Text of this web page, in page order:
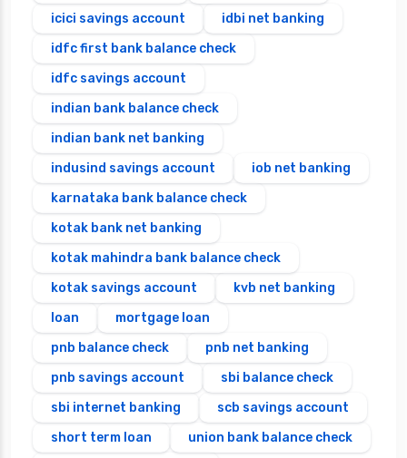
icici savings account
idbi net banking
idfc first bank balance check
idfc savings account
indian bank balance check
indian bank net banking
indusind savings account
iob net banking
karnataka bank balance check
kotak bank net banking
kotak mahindra bank balance check
kotak savings account
kvb net banking
loan
mortgage loan
pnb balance check
pnb net banking
pnb savings account
sbi balance check
sbi internet banking
scb savings account
short term loan
union bank balance check